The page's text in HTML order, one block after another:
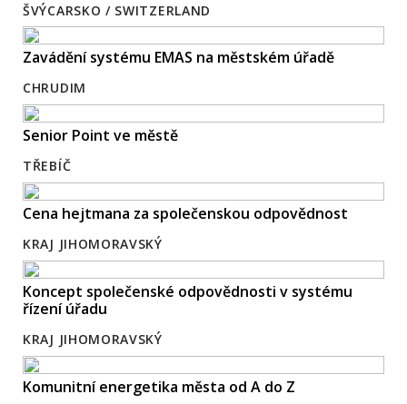
ŠVÝCARSKO / SWITZERLAND
Zavádění systému EMAS na městském úřadě
CHRUDIM
Senior Point ve městě
TŘEBÍČ
Cena hejtmana za společenskou odpovědnost
KRAJ JIHOMORAVSKÝ
Koncept společenské odpovědnosti v systému
řízení úřadu
KRAJ JIHOMORAVSKÝ
Komunitní energetika města od A do Z